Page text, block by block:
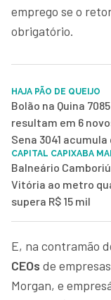
emprego se o
obrigatório.
HAJA PÃO DE QUEIJO
Bolão na Quina
resultam em 6
Sena 3041
CAPITAL CAPIXABA
Balneário
Vitória ao metro
supera R$ 15 mil
E, na contramão
CEOs de
Morgan, e